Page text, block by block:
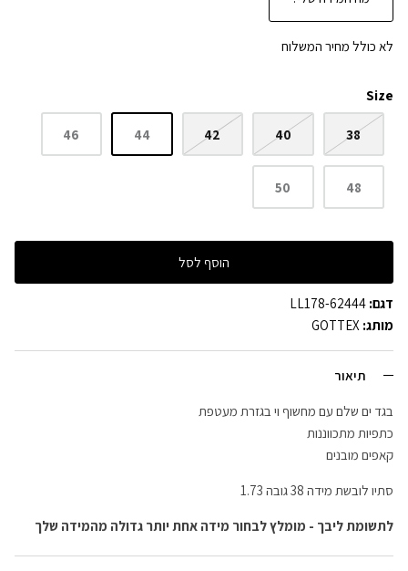
לא כולל מחיר המשלוח
Size
38
40
42
44
46
48
50
הוסף לסל
דגם: LL178-62444
מותג: GOTTEX
תיאור
בגד ים שלם עם מחשוף וי בגזרת מעטפת
כתפיות מתכווננות
קאפים מובנים
סתיו לובשת מידה 38 גובה 1.73
לתשומת ליבך - מומלץ לבחור מידה אחת יותר גדולה מהמידה שלך